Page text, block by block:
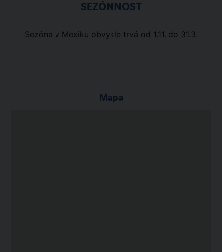
SEZÓNNOST
Sezóna v Mexiku obvykle trvá od 1.11. do 31.3.
Mapa